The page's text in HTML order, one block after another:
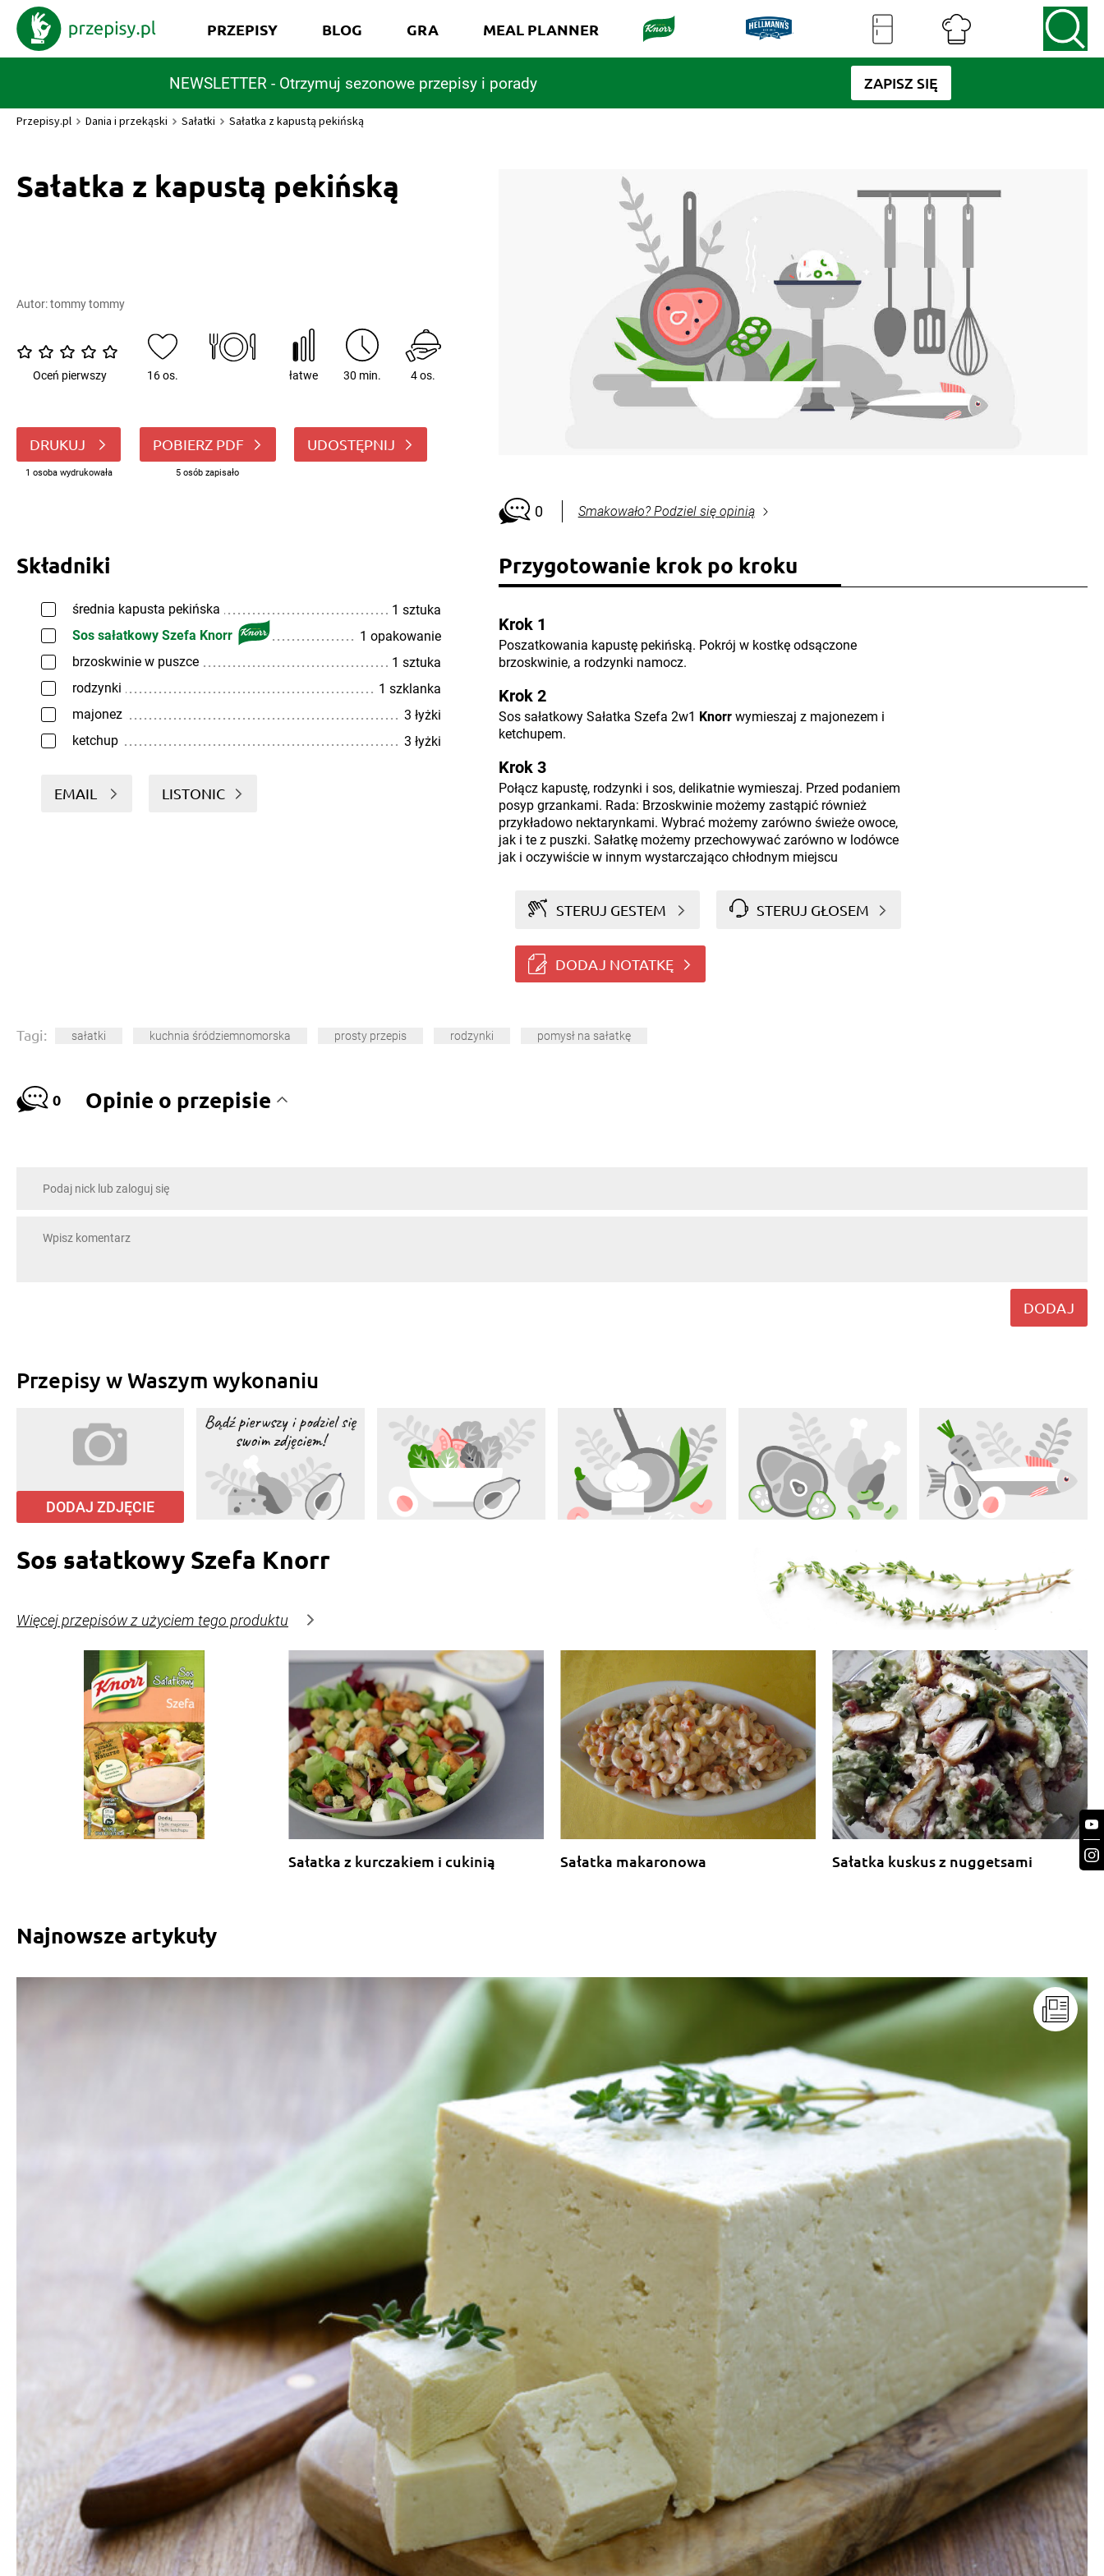
NEWSLETTER - Otrzymuj sezonowe przepisy i porady ZAPISZ SIĘ
PRZEPISY BLOG GRA MEAL PLANNER
Przepisy.pl Dania i przekąski Sałatki Sałatka z kapustą pekińską
Sałatka z kapustą pekińską
Autor:tommy tommy
Oceń pierwszy 16 os. łatwe 30 min. 4 os.
DRUKUJ
1 osoba wydrukowała
POBIERZ PDF
5 osób zapisało
UDOSTĘPNIJ
0 Smakowało? Podziel się opinią
Składniki
średnia kapusta pekińska
1 sztuka
Sos sałatkowy Szefa Knorr
1 opakowanie
brzoskwinie w puszce
1 sztuka
rodzynki
1 szklanka
majonez
3 łyżki
ketchup
3 łyżki
EMAIL LISTONIC
Przygotowanie krok po kroku
Krok 1
Poszatkowania kapustę pekińską. Pokrój w kostkę odsączone
brzoskwinie, a rodzynki namocz.
Krok 2
Sos sałatkowy Sałatka Szefa 2w1 Knorrwymieszaj z majonezem i
ketchupem.
Krok 3
Połącz kapustę, rodzynki i sos, delikatnie wymieszaj. Przed podaniem
posyp grzankami. Rada: Brzoskwinie możemy zastąpić również
przykładowo nektarynkami. Wybrać możemy zarówno świeże owoce,
jak i te z puszki. Sałatkę możemy przechowywać zarówno w lodówce
jak i oczywiście w innym wystarczająco chłodnym miejscu
STERUJ GESTEM STERUJ GŁOSEM
DODAJ NOTATKĘ
Tagi: sałatki kuchnia śródziemnomorska prosty przepis rodzynki pomysł na sałatkę
0 Opinie o przepisie
DODAJ
Przepisy w Waszym wykonaniu
DODAJ ZDJĘCIE
Sos sałatkowy Szefa Knorr
Więcej przepisów z użyciem tego produktu
Sałatka z kurczakiem i cukinią Sałatka makaronowa Sałatka kuskus z nuggetsami
Najnowsze artykuły